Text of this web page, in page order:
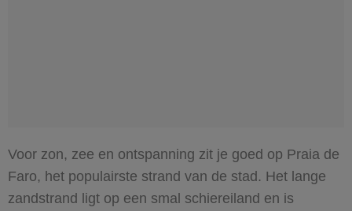
Voor zon, zee en ontspanning zit je goed op Praia de
Faro, het populairste strand van de stad. Het lange
zandstrand ligt op een smal schiereiland en is